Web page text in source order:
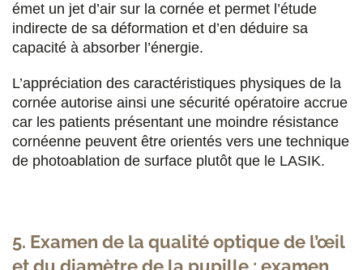
émet un jet d’air sur la cornée et permet l’étude
indirecte de sa déformation et d’en déduire sa
capacité à absorber l’énergie.
L’appréciation des caractéristiques physiques de la
cornée autorise ainsi une sécurité opératoire accrue
car les patients présentant une moindre résistance
cornéenne peuvent être orientés vers une technique
de photoablation de surface plutôt que le LASIK.
5. Examen de la qualité optique de l’œil